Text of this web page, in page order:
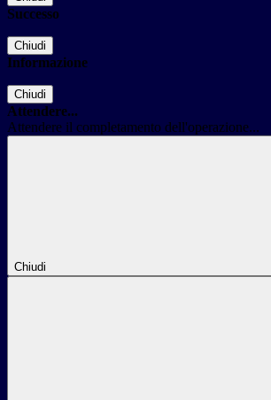
Successo
Chiudi
Informazione
Chiudi
Attendere...
Attendere il completamento dell'operazione...
Chiudi